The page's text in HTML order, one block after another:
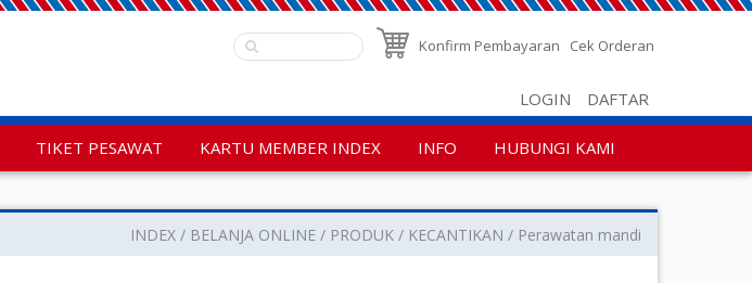
Konfirm Pembayaran Cek Orderan
LOGIN DAFTAR
TIKET PESAWAT KARTU MEMBER INDEX INFO HUBUNGI KAMI
INDEX BELANJA ONLINE PRODUK KECANTIKAN Perawatan mandi